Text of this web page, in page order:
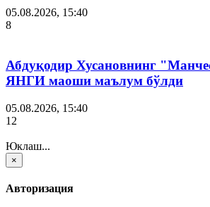
05.08.2026, 15:40
8
Абдуқодир Хусановнинг
ЯНГИ маоши маълум бўлди
05.08.2026, 15:40
12
Юклаш...
×
Авторизация